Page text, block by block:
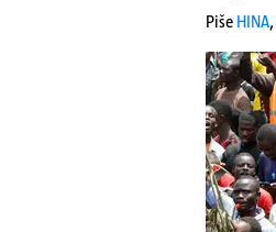
Piše HINA,